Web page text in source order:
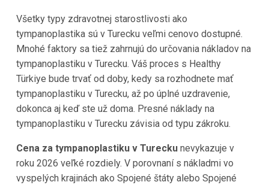
Všetky typy zdravotnej starostlivosti ako
tympanoplastika sú v Turecku veľmi cenovo dostupné.
Mnohé faktory sa tiež zahrnujú do určovania nákladov na
tympanoplastiku v Turecku. Váš proces s Healthy
Türkiye bude trvať od doby, kedy sa rozhodnete mať
tympanoplastiku v Turecku, až po úplné uzdravenie,
dokonca aj keď ste už doma. Presné náklady na
tympanoplastiku v Turecku závisia od typu zákroku.
Cena za tympanoplastiku v Tureckunevykazuje v
roku 2026 veľké rozdiely. V porovnaní s nákladmi vo
vyspelých krajinách ako Spojené štáty alebo Spojené